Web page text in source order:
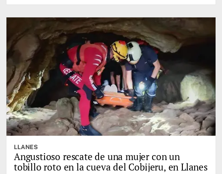
LLANES
Angustioso rescate de una mujer con un
tobillo roto en la cueva del Cobijeru, en Llanes